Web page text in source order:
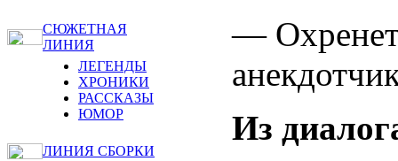
СЮЖЕТНАЯ
ЛИНИЯ
ЛЕГЕНДЫ
ХРОНИКИ
РАССКАЗЫ
ЮМОР
ЛИНИЯ СБОРКИ
—
Из